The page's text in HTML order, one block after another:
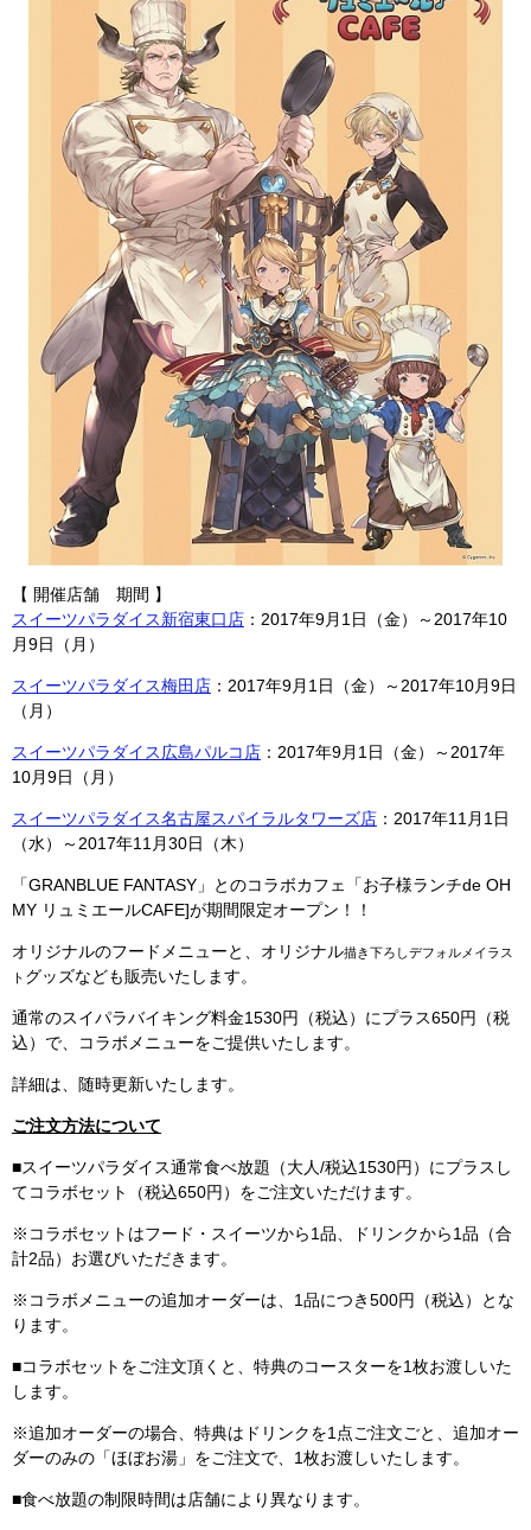
【 開催店舗 期間 】
スイーツパラダイス新宿東口店 ：2017年9月1日（金）～2017年10
月9日（月）
スイーツパラダイス梅田店 ：2017年9月1日（金）～2017年10月9日
（月）
スイーツパラダイス広島パルコ店 ：2017年9月1日（金）～2017年
10月9日（月）
スイーツパラダイス名古屋スパイラルタワーズ店 ：2017年11月1日
（水）～2017年11月30日（木）
「GRANBLUE FANTASY」とのコラボカフェ「お子様ランチde OH
MY リュミエールCAFE]が期間限定オープン！！
オリジナルのフードメニューと、オリジナル描き下ろしデフォルメイラス
ト グッズなども販売いたします。
通常のスイパラバイキング料金1530円（税込）にプラス650円（税
込）で、コラボメニューをご提供いたします。
詳細は、随時更新いたします。
ご注文方法について
■スイーツパラダイス通常食べ放題（大人/税込1530円）にプラスし
てコラボセット（税込650円）をご注文いただけます。
※コラボセットはフード・スイーツから1品、ドリンクから1品（合
計2品）お選びいただきます。
※コラボメニューの追加オーダーは、1品につき500円（税込）とな
ります。
■コラボセットをご注文頂くと、特典のコースターを1枚お渡しいた
します。
※追加オーダーの場合、特典はドリンクを1点ご注文ごと、追加オー
ダーのみの「ほぼお湯」をご注文で、1枚お渡しいたします。
■食べ放題の制限時間は店舗により異なります。